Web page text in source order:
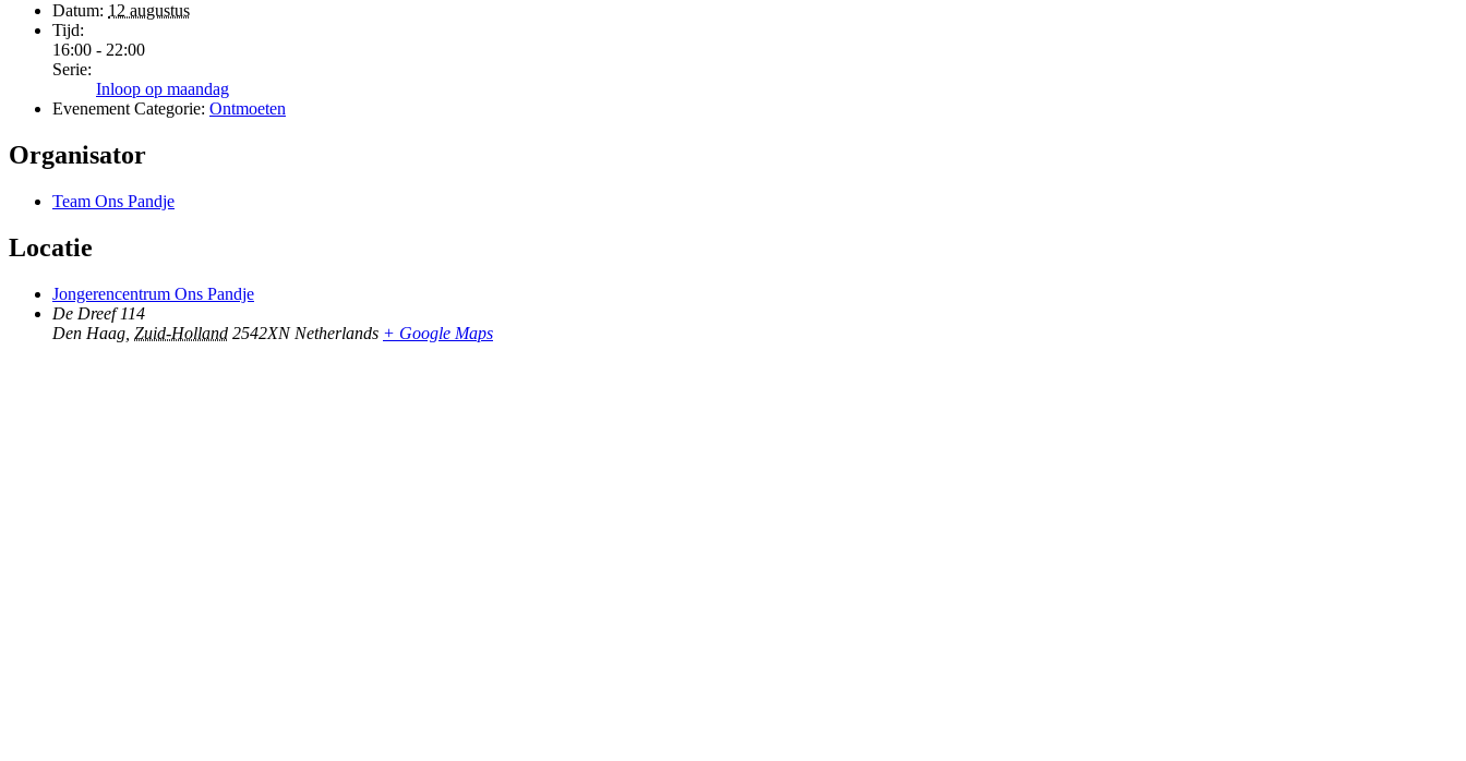
Datum: 12 augustus
Tijd:
16:00 - 22:00
Serie:
Inloop op maandag
Evenement Categorie: Ontmoeten
Organisator
Team Ons Pandje
Locatie
Jongerencentrum Ons Pandje
De Dreef 114
Den Haag Zuid-Holland 2542XN Netherlands + Google Maps